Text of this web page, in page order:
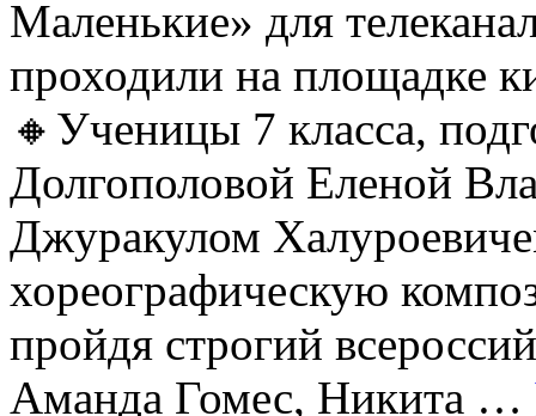
Маленькие» для
проходили на площадке
🔸Ученицы 7 класса,
Долгополовой Еленой
Джуракулом
хореографическую
пройдя строгий
Аманда Гомес, Никита …